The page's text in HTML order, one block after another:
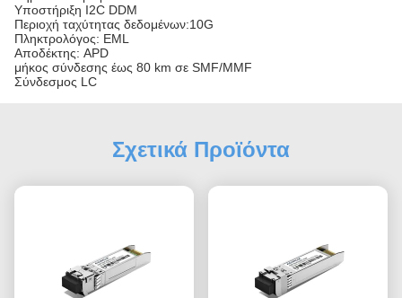
Υποστήριξη I2C DDM
Περιοχή ταχύτητας δεδομένων:10G
Πληκτρολόγος: EML
Αποδέκτης: APD
μήκος σύνδεσης έως 80 km σε SMF/MMF
Σύνδεσμος LC
Σχετικά Προϊόντα